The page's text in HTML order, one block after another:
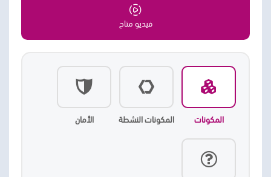
فيديو متاح
المكونات المكونات النشطة الأمان